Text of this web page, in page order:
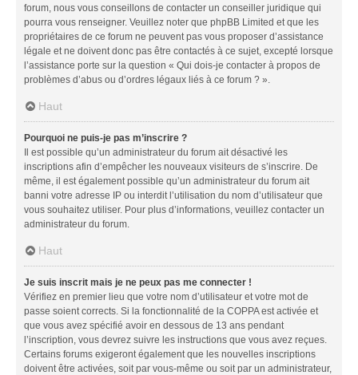
forum, nous vous conseillons de contacter un conseiller juridique qui
pourra vous renseigner. Veuillez noter que phpBB Limited et que les
propriétaires de ce forum ne peuvent pas vous proposer d’assistance
légale et ne doivent donc pas être contactés à ce sujet, excepté lorsque
l’assistance porte sur la question « Qui dois-je contacter à propos de
problèmes d’abus ou d’ordres légaux liés à ce forum ? ».
Haut
Pourquoi ne puis-je pas m’inscrire ?
Il est possible qu’un administrateur du forum ait désactivé les
inscriptions afin d’empêcher les nouveaux visiteurs de s’inscrire. De
même, il est également possible qu’un administrateur du forum ait
banni votre adresse IP ou interdit l’utilisation du nom d’utilisateur que
vous souhaitez utiliser. Pour plus d’informations, veuillez contacter un
administrateur du forum.
Haut
Je suis inscrit mais je ne peux pas me connecter !
Vérifiez en premier lieu que votre nom d’utilisateur et votre mot de
passe soient corrects. Si la fonctionnalité de la COPPA est activée et
que vous avez spécifié avoir en dessous de 13 ans pendant
l’inscription, vous devrez suivre les instructions que vous avez reçues.
Certains forums exigeront également que les nouvelles inscriptions
doivent être activées, soit par vous-même ou soit par un administrateur,